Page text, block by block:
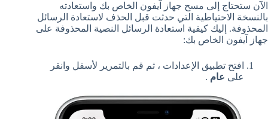
الآن ستحتاج إلى مسح جهاز آيفون الخاص بك واستعادته
بالنسخة الاحتياطية التي حدثت قبل الحذف لاستعادة الرسائل
المحذوفة. إليك كيفية استعادة الرسائل النصية المحذوفة على
جهاز آيفون الخاص بك:
افتح تطبيق الإعدادات ، ثم قم بالتمرير لأسفل وانقر
على عام .